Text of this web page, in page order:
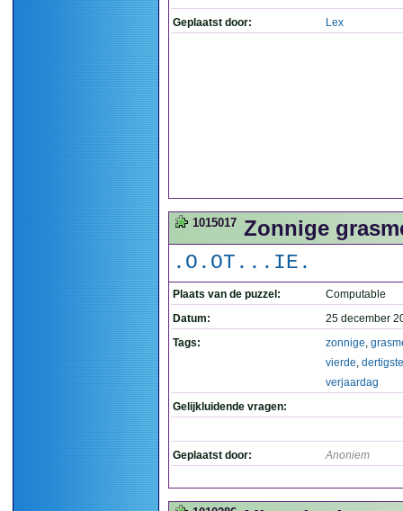
Geplaatst door: Lex
1015017 Zonnige
.O.OT...IE.
Plaats van de puzzel:
Computable
Datum:
25 december
Tags:
zonnige,
vierde, dertigste
verjaardag
Gelijkluidende vragen:
Geplaatst door: Anoniem